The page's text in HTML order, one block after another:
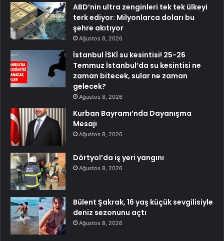
ABD’nin ultra zenginleri tek tek ülkeyi
terk ediyor: Milyonlarca doları bu
şehre akıtıyor
Ağustos 8, 2026
İstanbul İSKİ su kesintisi! 25-26
Temmuz İstanbul’da su kesintisi ne
zaman bitecek, sular ne zaman
gelecek?
Ağustos 8, 2026
Kurban Bayramı’nda Dayanışma
Mesajı
Ağustos 8, 2026
Dörtyol’da iş yeri yangını
Ağustos 8, 2026
Bülent Şakrak, 16 yaş küçük sevgilisiyle
deniz sezonunu açtı
Ağustos 8, 2026